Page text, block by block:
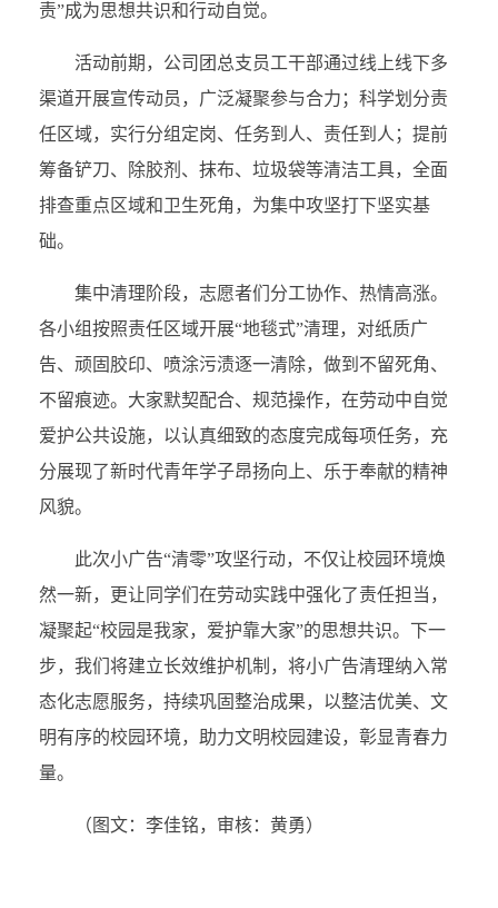
责”成为思想共识和行动自觉。
活动前期，公司团总支员工干部通过线上线下多
渠道开展宣传动员，广泛凝聚参与合力；科学划分责
任区域，实行分组定岗、任务到人、责任到人；提前
筹备铲刀、除胶剂、抹布、垃圾袋等清洁工具，全面
排查重点区域和卫生死角，为集中攻坚打下坚实基
础。
集中清理阶段，志愿者们分工协作、热情高涨。
各小组按照责任区域开展“地毯式”清理，对纸质广
告、顽固胶印、喷涂污渍逐一清除，做到不留死角、
不留痕迹。大家默契配合、规范操作，在劳动中自觉
爱护公共设施，以认真细致的态度完成每项任务，充
分展现了新时代青年学子昂扬向上、乐于奉献的精神
风貌。
此次小广告“清零”攻坚行动，不仅让校园环境焕
然一新，更让同学们在劳动实践中强化了责任担当，
凝聚起“校园是我家，爱护靠大家”的思想共识。下一
步，我们将建立长效维护机制，将小广告清理纳入常
态化志愿服务，持续巩固整治成果，以整洁优美、文
明有序的校园环境，助力文明校园建设，彰显青春力
量。
（图文：李佳铭，审核：黄勇）